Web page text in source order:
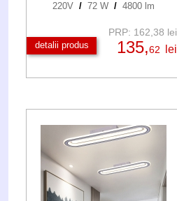
220V / 72 W / 4800 lm
detalii produs
PRP: 162,38 lei
135,62 lei